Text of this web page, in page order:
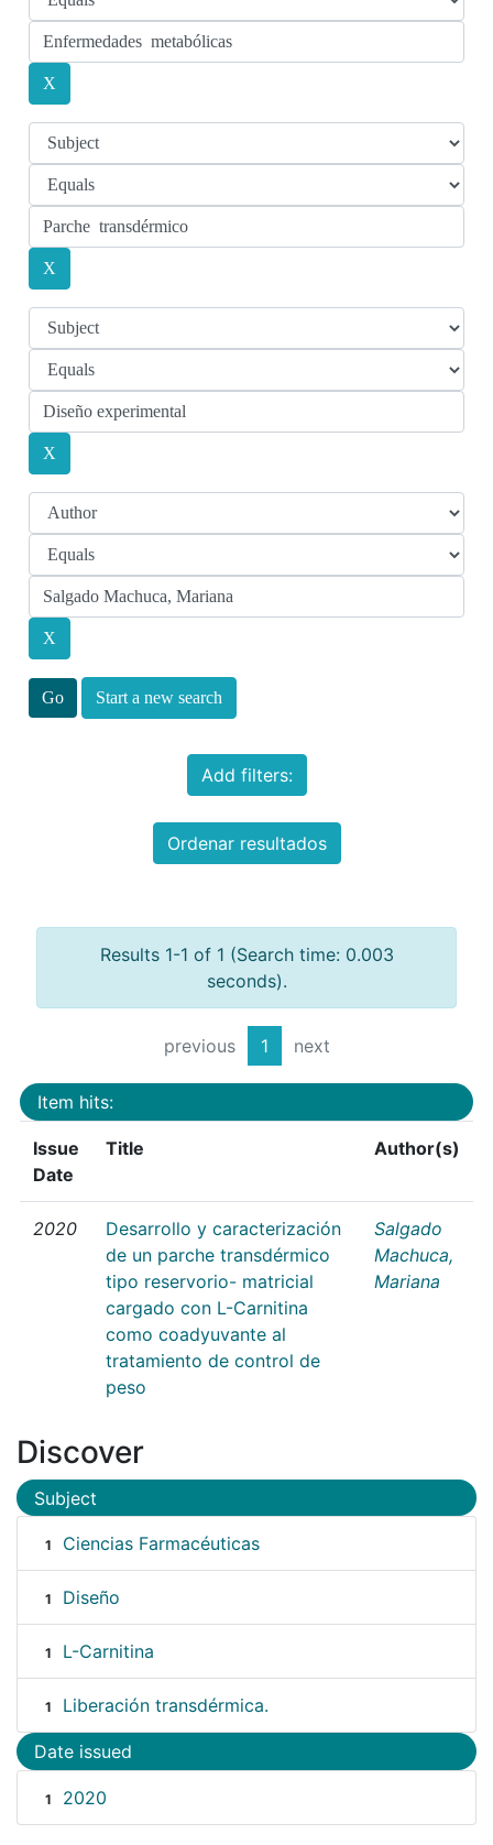
Start a new search
Add filters:
Ordenar resultados
Results 1-1 of 1 (Search time: 0.003
seconds).
previous 1 next
Item hits:
Issue
Date
Title Author(s)
2020
Desarrollo y caracterización
de un parche transdérmico
tipo reservorio- matricial
cargado con L-Carnitina
como coadyuvante al
tratamiento de control de
peso
Salgado
Machuca,
Mariana
Discover
Subject
1 Ciencias Farmacéuticas
1 Diseño
1 L-Carnitina
1 Liberación transdérmica.
Date issued
1 2020